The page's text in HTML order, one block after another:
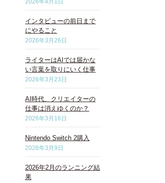
2026年4月1日
インタビューの前日まで
にやること
2026年3月26日
ライターはAIでは届かな
い言葉を取りにいく仕事
2026年3月23日
AI時代、クリエイターの
仕事は消えゆくのか？
2026年3月16日
Nintendo Switch 2購入
2026年3月9日
2026年2月のランニング結
果